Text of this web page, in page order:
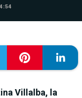
Villalba, la